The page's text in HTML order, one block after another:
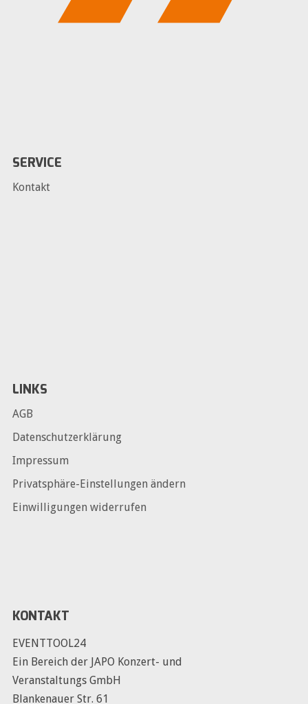
SERVICE
Kontakt
LINKS
AGB
Datenschutzerklärung
Impressum
Privatsphäre-Einstellungen ändern
Einwilligungen widerrufen
KONTAKT
EVENTTOOL24
Ein Bereich der JAPO Konzert- und
Veranstaltungs GmbH
Blankenauer Str. 61